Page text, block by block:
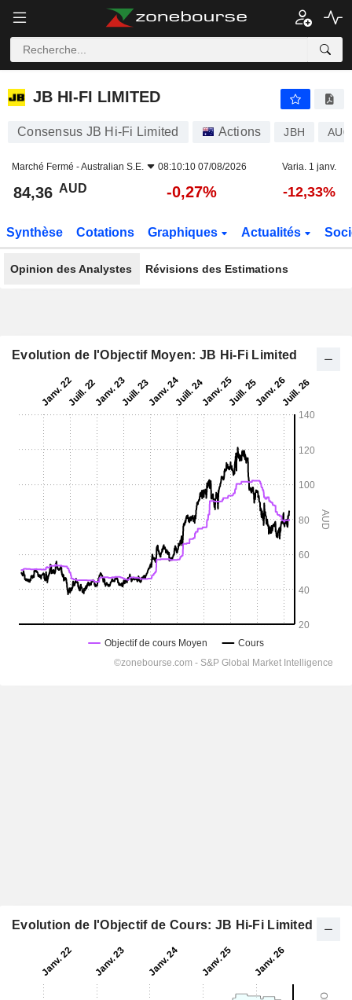
JB HI-FI LIMITED
JB HI-FI LIMITED
Consensus JB Hi-Fi Limited Actions JBH
Marché Fermé -Australian S.E. 08:10:10 07/08/2026 Varia. 1 janv.
84,36 AUD -0,27% -12,33%
Synthèse Cotations Graphiques Actualités
Opinion des Analystes Révisions des Estimations
Evolution de l'Objectif Moyen: JB Hi-Fi Limited
Evolution de l'Objectif de Cours: JB Hi-Fi Limited